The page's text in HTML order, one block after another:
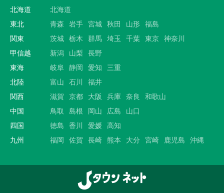
北海道
北海道
東北
青森 岩手 宮城 秋田 山形 福島
関東
茨城 栃木 群馬 埼玉 千葉 東京 神奈川
甲信越
新潟 山梨
長野
東海
岐阜 静岡 愛知
三重
北陸
富山 石川
福井
関西
滋賀 京都 大阪 兵庫 奈良
和歌山
中国
鳥取 島根 岡山 広島
山口
四国
徳島 香川 愛媛 高知
九州
福岡 佐賀 長崎 熊本 大分 宮崎 鹿児島 沖縄